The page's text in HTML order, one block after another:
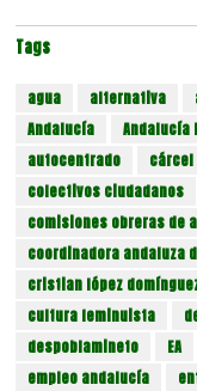
Tags
agua alternativa
Andalucía
Andalucía
autocentrado
colectivos ciudadanos
comisiones obreras de
coordinadora andaluza
cristian lópez
cultura feminuista
despoblamineto
EA
empleo andalucía